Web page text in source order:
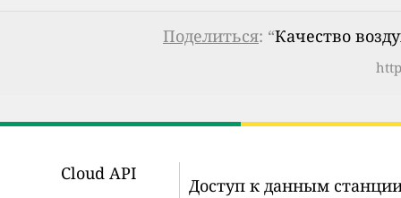
Поделиться: “Качество
Cloud API
Доступ к данным